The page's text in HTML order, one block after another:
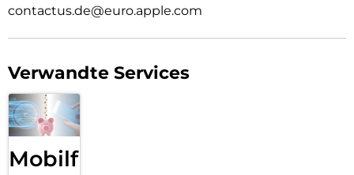
contactus.de@euro.apple.com
Verwandte Services
Mobilfunk